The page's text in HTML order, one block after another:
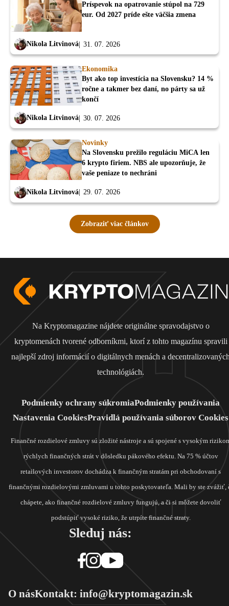
Príspevok na opatrovanie stúpol na 729
eur. Od 2027 príde ešte väčšia zmena
Nikola Litvinová 31. 07. 2026
Ekonomika
Byt ako top investícia na Slovensku? 14 %
ročne a takmer bez daní, no párty sa už
končí
Nikola Litvinová 30. 07. 2026
Novinky
Na Slovensku prežilo reguláciu MiCA len
6 krypto firiem. NBS ale upozorňuje, že
vaše peniaze to nechráni
Nikola Litvinová 29. 07. 2026
Zobraziť viac článkov
Na Kryptomagazine nájdete originálne spravodajstvo o
kryptomenách tvorené odborníkmi, ktorí z tohto magazínu spravili
najlepší zdroj informácií o digitálnych menách a
technológiách.
Podmienky ochrany súkromiaPodmienky používania
Nastavenia CookiesPravidlá používania súborov Cookies
Finančné rozdielové zmluvy sú zložité nástroje a sú spojené s vysokým
rýchlych finančných strát v dôsledku pákového efektu. Na 75 % účtov
retailových investorov dochádza k finančným stratám pri obchodovaní s
finančnými rozdielovými zmluvami u tohto poskytovateľa. Mali by ste zvážiť,
chápete, ako finančné rozdielové zmluvy fungujú, a či si môžete dovoliť
podstúpiť vysoké riziko, že utrpíte finančné straty.
Sleduj nás:
O násKontakt: info@kryptomagazin.sk